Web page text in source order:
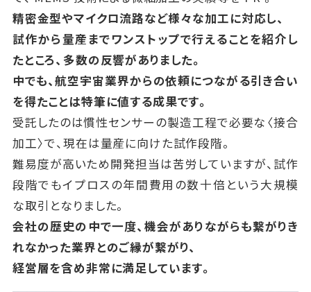
精密金型やマイクロ流路など様々な加工に対応し、
試作から量産までワンストップで行えることを紹介し
たところ、多数の反響がありました。
中でも、航空宇宙業界からの依頼につながる引き合い
を得たことは特筆に値する成果です。
受託したのは慣性センサーの製造工程で必要な〈接合
加工〉で、現在は量産に向けた試作段階。
難易度が高いため開発担当は苦労していますが、 試作
段階でもイプロスの年間費用の数十倍という大規模
な取引となりました。
会社の歴史の中で一度、機会がありながらも繋がりき
れなかった業界とのご縁が繋がり、
経営層を含め非常に満足しています。